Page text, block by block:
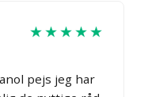
★★★★★
pejs jeg har